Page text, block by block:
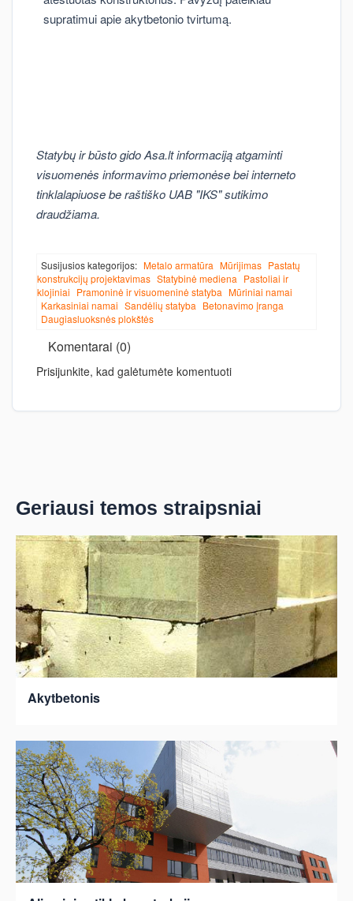
supratimui apie akytbetonio tvirtumą.
Statybų ir būsto gido Asa.lt informaciją atgaminti
visuomenės informavimo priemonėse bei interneto
tinklalapiuose be raštiško UAB "IKS" sutikimo
draudžiama.
Susijusios kategorijos: Metalo armatūra Mūrijimas Pastatų
konstrukcijų projektavimas Statybinė mediena Pastoliai ir
klojiniai Pramoninė ir visuomeninė statyba Mūriniai namai
Karkasiniai namai Sandėlių statyba Betonavimo įranga
Daugiasluoksnės plokštės
Komentarai (0)
Prisijunkite, kad galėtumėte komentuoti
Geriausi temos straipsniai
Akytbetonis